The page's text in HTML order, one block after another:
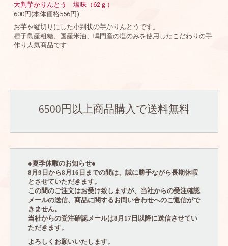
大判芋かりんとう 塩味（62ｇ）
600円(本体価格556円)
お芋を縦切りにした小判状の芋かりんとうです。
種子島産粗糖、国産米油、鳴門産の塩のみを使用したこだわりの手
作り人気商品です
6500円以上商品購入で送料無料
●夏季休暇のお知らせ●
8 月 9 日から8 月 16 日までの間は、誠に勝手ながら長期休暇
とさせていただきます。
この間のご注文はお受け致しますが、当社からの受注確認
メールの送信、商品に関するお問い合わせへのご返信がで
きません。
当社からの受注確認メールは8 月 17日以降に送信させてい
ただきます。
よろしくお願いいたします。